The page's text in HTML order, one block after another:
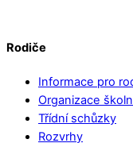
Rodiče
Informace pro
Organizace
Třídní schůzky
Rozvrhy